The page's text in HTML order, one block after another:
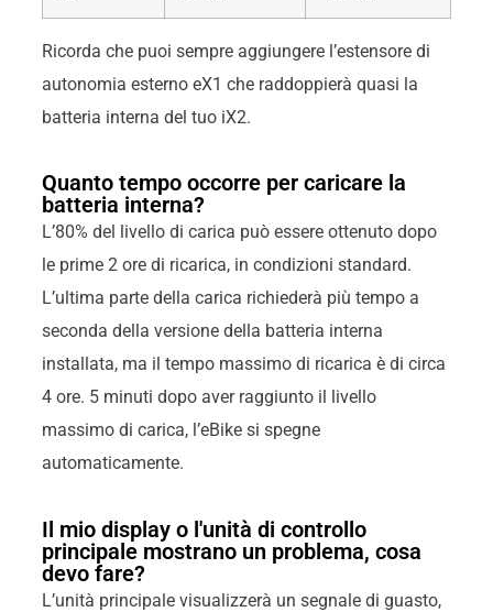
Ricorda che puoi sempre aggiungere l’estensore di
autonomia esterno eX1 che raddoppierà quasi la
batteria interna del tuo iX2.
Quanto tempo occorre per caricare la
batteria interna?
L’80% del livello di carica può essere ottenuto dopo
le prime 2 ore di ricarica, in condizioni standard.
L’ultima parte della carica richiederà più tempo a
seconda della versione della batteria interna
installata, ma il tempo massimo di ricarica è di circa
4 ore. 5 minuti dopo aver raggiunto il livello
massimo di carica, l’eBike si spegne
automaticamente.
Il mio display o l'unità di controllo
principale mostrano un problema, cosa
devo fare?
L’unità principale visualizzerà un segnale di guasto,